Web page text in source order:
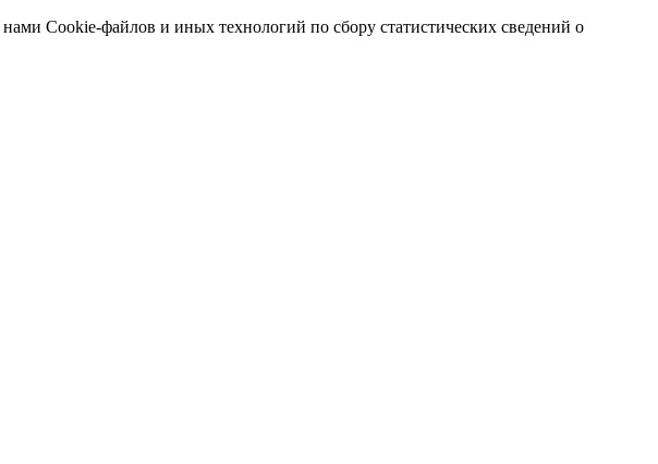
Cookie-файлов и иных технологий по сбору статистических сведений о